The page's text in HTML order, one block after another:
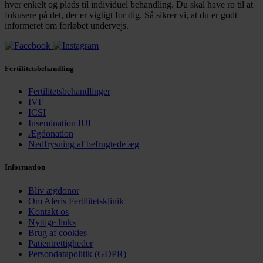
hver enkelt og plads til individuel behandling. Du skal have ro til at
fokusere på det, der er vigtigt for dig. Så sikrer vi, at du er godt
informeret om forløbet undervejs.
Fertilitetsbehandling
Fertilitetsbehandlinger
IVF
ICSI
Insemination IUI
Ægdonation
Nedfrysning af befrugtede æg
Information
Bliv ægdonor
Om Aleris Fertilitetsklinik
Kontakt os
Nyttige links
Brug af cookies
Patientrettigheder
Persondatapolitik (GDPR)